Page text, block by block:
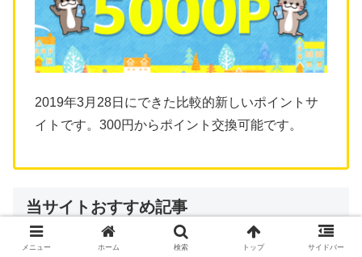
2019年3月28日にできた比較的新しいポイントサ
イトです。300円からポイント交換可能です。
当サイトおすすめ記事
メニュー ホーム 検索 トップ サイドバー